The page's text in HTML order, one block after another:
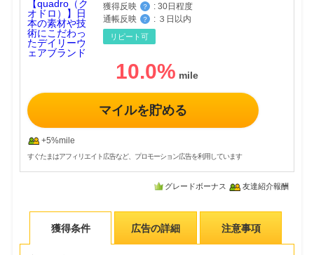
獲得反映
？ : 30日程度
通帳反映
？ : ３日以内
リピート可
10.0%
マイルを貯める
+5%mile
すぐたまはアフィリエイト広告など、プロモーション広告を利用しています
グレードボーナス 友達紹介報酬
獲得条件 広告の詳細 注意事項